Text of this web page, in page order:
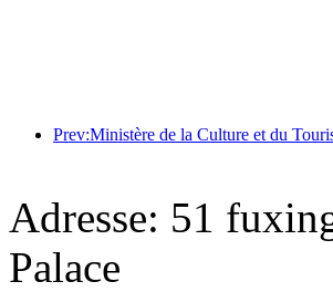
Adresse: 51
Palace